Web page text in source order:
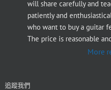
will share carefully and
patiently and
who want to buy a guitar
The price is reasonable
More
追蹤我們